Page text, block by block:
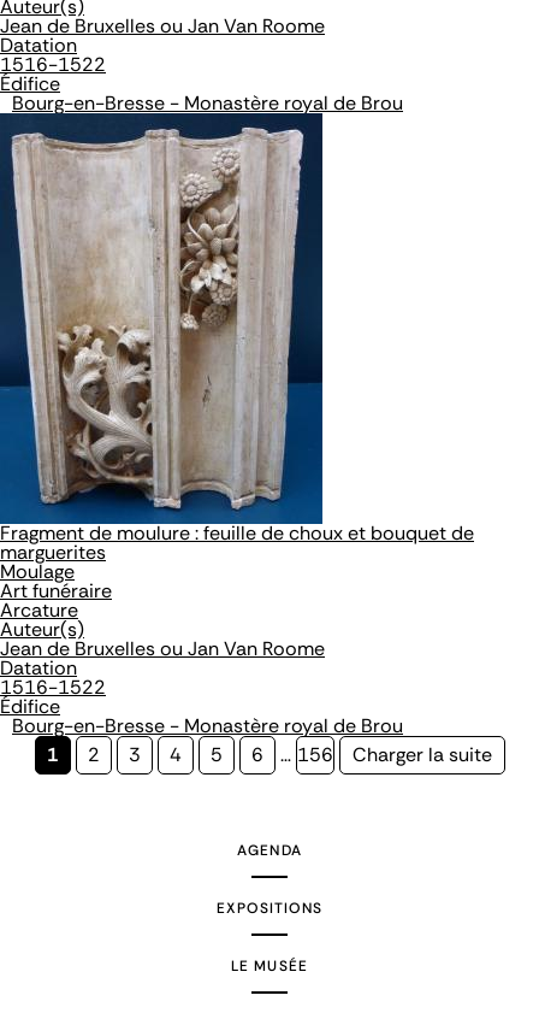
Auteur(s)
Jean de Bruxelles ou Jan Van Roome
Datation
1516-1522
Édifice
Bourg-en-Bresse - Monastère royal de Brou
Fragment de moulure : feuille de choux et bouquet de
marguerites
Moulage
Art funéraire
Arcature
Auteur(s)
Jean de Bruxelles ou Jan Van Roome
Datation
1516-1522
Édifice
Bourg-en-Bresse - Monastère royal de Brou
Page
1 Page
2 Page
3 Page
4 Page
5 Page
6 … Page
156
Page
Charger la suite
AGENDA
EXPOSITIONS
LE MUSÉE